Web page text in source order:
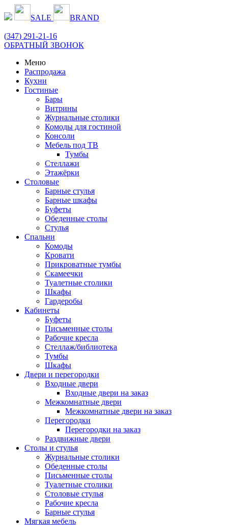
SALE BRAND
(347) 291-21-16
ОБРАТНЫЙ ЗВОНОК
Меню
Распродажа
Кухни
Гостиные
Бары
Витрины
Журнальные столики
Комоды для гостиной
Консоли
Мебель под ТВ
Тумбы
Стеллажи
Этажёрки
Столовые
Барные стулья
Барные шкафы
Буфеты
Обеденные столы
Стулья
Спальни
Комоды
Кровати
Прикроватные тумбы
Скамеечки
Туалетные столики
Шкафы
Гардеробы
Кабинеты
Буфеты
Письменные столы
Рабочие кресла
Стеллаж/библиотека
Тумбы
Шкафы
Двери и перегородки
Входные двери
Входные двери на заказ
Межкомнатные двери
Межкомнатные двери на заказ
Перегородки
Перегородки на заказ
Раздвижные двери
Столы и стулья
Журнальные столики
Обеденные столы
Письменные столы
Туалетные столики
Столовые стулья
Рабочие кресла
Барные стулья
Мягкая мебель